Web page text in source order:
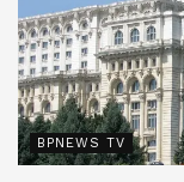
BPNEWS TV